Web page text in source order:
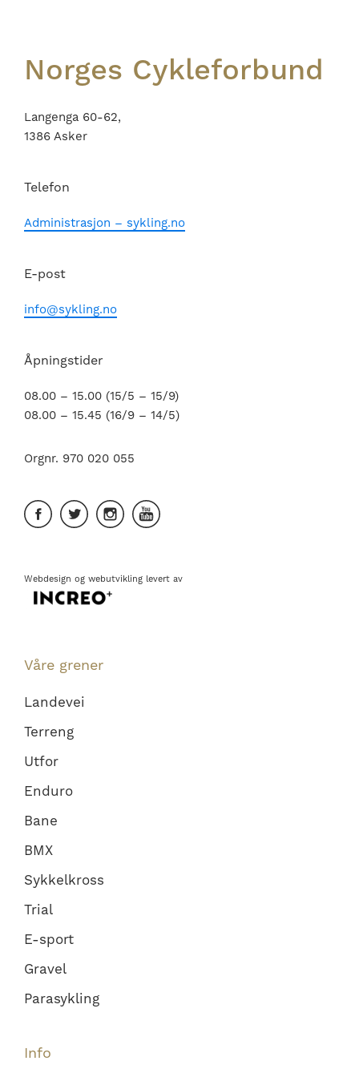
Norges Cykleforbund
Langenga 60-62,
1386 Asker
Telefon
Administrasjon – sykling.no
E-post
info@sykling.no
Åpningstider
08.00 – 15.00 (15/5 – 15/9)
08.00 – 15.45 (16/9 – 14/5)
Orgnr. 970 020 055
Webdesign og webutvikling levert av
Våre grener
Landevei
Terreng
Utfor
Enduro
Bane
BMX
Sykkelkross
Trial
E-sport
Gravel
Parasykling
Info